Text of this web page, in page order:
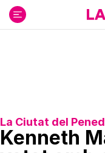
contenido
La Ciutat del
Kenneth